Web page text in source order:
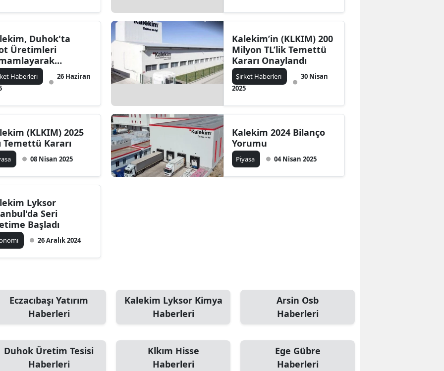
Duhok'ta
Üretimleri
Başlıyor
Haberleri
26 Haziran
Kalekim’in (KLKIM) 200
Milyon TL’lik Temettü
Kararı Onaylandı
Şirket Haberleri
30 Nisan
2025
(KLKIM) 2025
Temettü Kararı
08 Nisan 2025
Kalekim 2024 Bilanço
Yorumu
Piyasa 04 Nisan 2025
Lyksor
Seri
Başladı
26 Aralık 2024
Eczacıbaşı Yatırım
Haberleri
Kalekim Lyksor Kimya
Haberleri
Arsin Osb
Haberleri
Duhok Üretim Tesisi
Haberleri
Klkım Hisse
Haberleri
Ege Gübre
Haberleri